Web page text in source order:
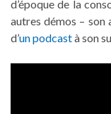
d’époque de la
autres démos –
d’un podcastà son